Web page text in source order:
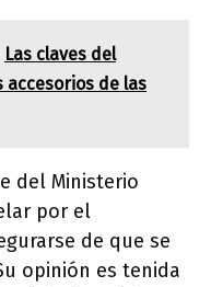
Las claves del
accesorios de las
del Ministerio
por el
de que se
opinión es tenida